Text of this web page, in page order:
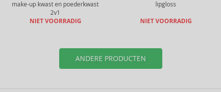
make-up kwast en poederkwast
2v1
NIET VOORRADIG
lipgloss
NIET VOORRADIG
ANDERE PRODUCTEN